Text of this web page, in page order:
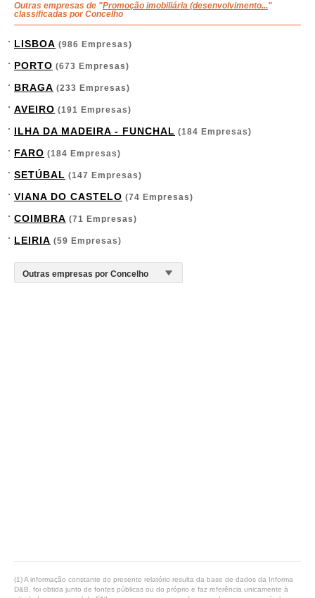
Outras empresas de "Promoção imobiliária (desenvolvimento..."
classificadas por Concelho
LISBOA (986 Empresas)
PORTO (673 Empresas)
BRAGA (233 Empresas)
AVEIRO (191 Empresas)
ILHA DA MADEIRA - FUNCHAL (184 Empresas)
FARO (184 Empresas)
SETÚBAL (147 Empresas)
VIANA DO CASTELO (74 Empresas)
COIMBRA (71 Empresas)
LEIRIA (59 Empresas)
(1) A informação constante do presente relatório resulta da base de dados da Informa
D&B, foi obtida junto de fontes públicas ou do próprio e faz referência unicamente à